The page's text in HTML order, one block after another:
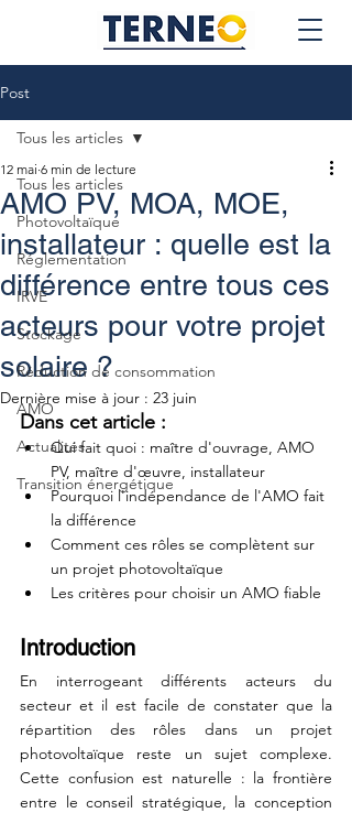
Post
Tous les articles
Photovoltaïque
Réglementation
IRVE
Stockage
Réduction de consommation
AMO
Actualités
Transition énergétique
Tous les articles
AMO PV, MOA, MOE,
installateur : quelle est la
différence entre tous ces
acteurs pour votre projet
solaire ?
12 mai 6 min de lecture
Dernière mise à jour : 23 juin
Dans cet article :
Qui fait quoi : maître d'ouvrage, AMO
PV, maître d'œuvre, installateur
Pourquoi l'indépendance de l'AMO fait
la différence
Comment ces rôles se complètent sur
un projet photovoltaïque
Les critères pour choisir un AMO fiable
Introduction
En interrogeant différents acteurs du
secteur et il est facile de constater que la
répartition des rôles dans un projet
photovoltaïque reste un sujet complexe.
Cette confusion est naturelle : la frontière
entre le conseil stratégique, la conception